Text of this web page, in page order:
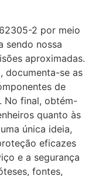
2 por meio
sendo nossa
aproximadas.
documenta-se as
de
No final, obtém-
quanto às
única ideia,
eficazes
e a segurança
fontes,